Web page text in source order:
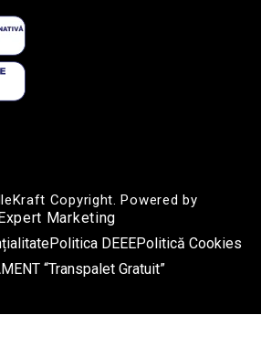
Copyright. Powered by
Marketing
Politica DEEEPolitică Cookies
“Transpalet Gratuit”